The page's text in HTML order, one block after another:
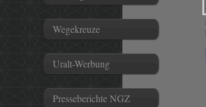
Wegekreuze
Uralt-Werbung
Presseberichte NGZ